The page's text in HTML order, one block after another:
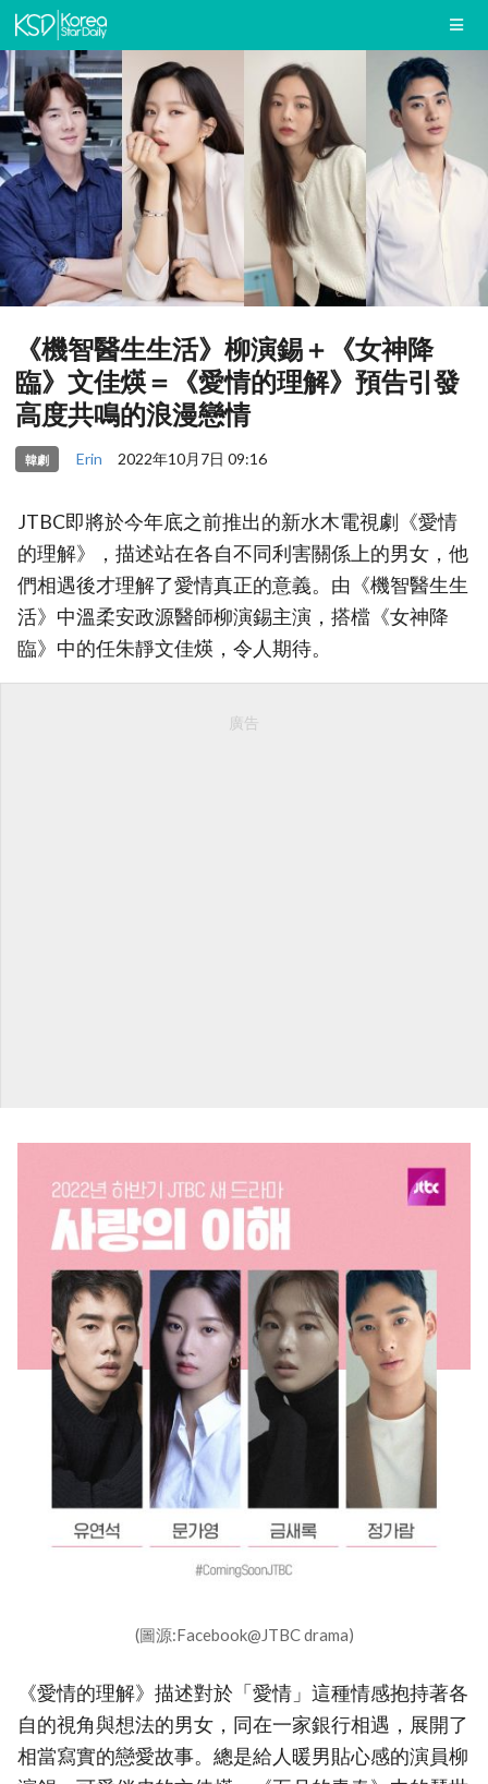
《機智醫生生活》柳演錫＋《女神降
臨》文佳煐＝《愛情的理解》預告引發
高度共鳴的浪漫戀情
韓劇 Erin 2022年10月7日 09:16
JTBC即將於今年底之前推出的新水木電視劇《愛情
的理解》，描述站在各自不同利害關係上的男女，他
們相遇後才理解了愛情真正的意義。由《機智醫生生
活》中溫柔安政源醫師柳演錫主演，搭檔《女神降
臨》中的任朱靜文佳煐，令人期待。
廣告
(圖源:Facebook@JTBC drama)
《愛情的理解》描述對於「愛情」這種情感抱持著各
自的視角與想法的男女，同在一家銀行相遇，展開了
相當寫實的戀愛故事。總是給人暖男貼心感的演員柳